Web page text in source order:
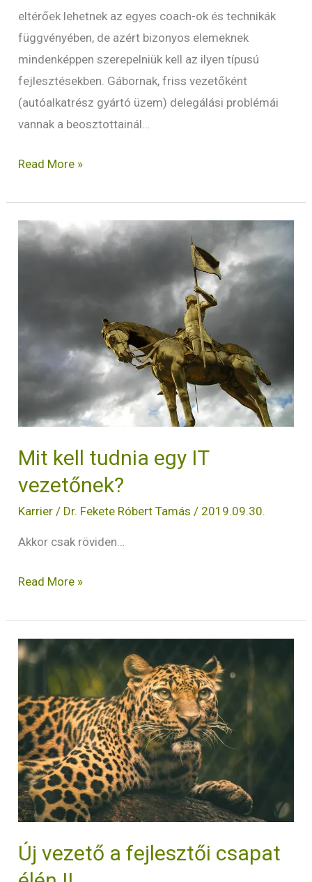
eltérőek lehetnek az egyes coach-ok és technikák
függvényében, de azért bizonyos elemeknek
mindenképpen szerepelniük kell az ilyen típusú
fejlesztésekben. Gábornak, friss vezetőként
(autóalkatrész gyártó üzem) delegálási problémái
vannak a beosztottainál…
Read More »
Mit kell tudnia egy IT
vezetőnek?
Karrier / Dr. Fekete Róbert Tamás/ 2019.09.30.
Akkor csak röviden…
kell
Read More »
Új vezető a fejlesztői csapat
Új
vezető
fejlesztői
csapat
élén
II.